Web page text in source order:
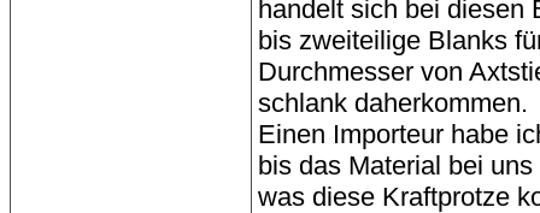
handelt sich bei diesen
bis zweiteilige Blanks
Durchmesser von
schlank daherkommen.
Einen Importeur habe
bis das Material bei
was diese Kraftprotze